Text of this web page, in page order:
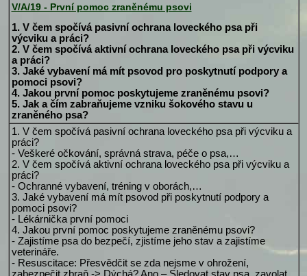
V/A/19 - První pomoc zraněnému psovi
1. V čem spočívá pasivní ochrana loveckého psa při
výcviku a práci?
2. V čem spočívá aktivní ochrana loveckého psa při výcviku
a práci?
3. Jaké vybavení má mít psovod pro poskytnutí podpory a
pomoci psovi?
4. Jakou první pomoc poskytujeme zraněnému psovi?
5. Jak a čím zabraňujeme vzniku šokového stavu u
zraněného psa?
1. V čem spočívá pasivní ochrana loveckého psa při výcviku a
práci?
- Veškeré očkování, správná strava, péče o psa,…
2. V čem spočívá aktivní ochrana loveckého psa při výcviku a
práci?
- Ochranné vybavení, tréning v oborách,…
3. Jaké vybavení má mít psovod při poskytnutí podpory a
pomoci psovi?
- Lékárnička první pomoci
4. Jakou první pomoc poskytujeme zraněnému psovi?
- Zajistíme psa do bezpečí, zjistíme jeho stav a zajistíme
veterináře.
- Resuscitace: Přesvědčit se zda nejsme v ohrožení,